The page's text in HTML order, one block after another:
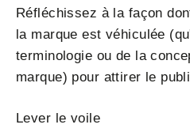
Réfléchissez à la façon
la marque est véhiculée
terminologie ou de la
marque) pour attirer le
Lever le voile